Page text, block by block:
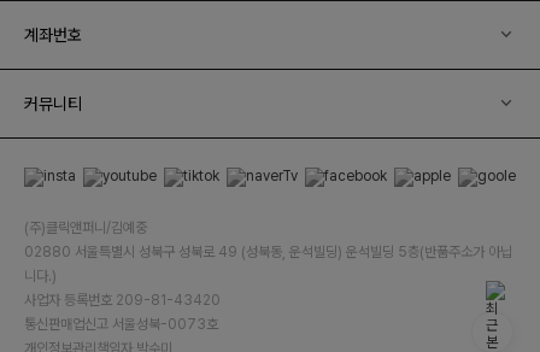
계좌번호
커뮤니티
(주)클릭앤퍼니/김예중
02880 서울특별시 성북구 성북로 49 (성북동, 운석빌딩) 운석빌딩 5층(반품주소가 아닙
니다.)
사업자 등록번호 209-81-43420
통신판매업신고 서울성북-0073호
개인정보관리책임자 박수미